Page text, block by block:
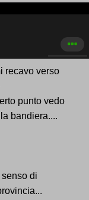
recavo verso
punto vedo
bandiera....
di